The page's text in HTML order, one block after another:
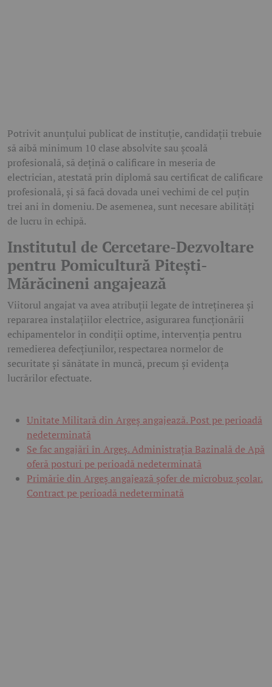
Potrivit anunțului publicat de instituție, candidații trebuie
să aibă minimum 10 clase absolvite sau școală
profesională, să dețină o calificare în meseria de
electrician, atestată prin diplomă sau certificat de calificare
profesională, și să facă dovada unei vechimi de cel puțin
trei ani în domeniu. De asemenea, sunt necesare abilități
de lucru în echipă.
Institutul de Cercetare-Dezvoltare
pentru Pomicultură Pitești-
Mărăcineni angajează
Viitorul angajat va avea atribuții legate de întreținerea și
repararea instalațiilor electrice, asigurarea funcționării
echipamentelor în condiții optime, intervenția pentru
remedierea defecțiunilor, respectarea normelor de
securitate și sănătate în muncă, precum și evidența
lucrărilor efectuate.
Unitate Militară din Argeș angajează. Post pe perioadă
nedeterminată
Se fac angajări în Argeș. Administrația Bazinală de Apă
oferă posturi pe perioadă nedeterminată
Primărie din Argeș angajează șofer de microbuz școlar.
Contract pe perioadă nedeterminată